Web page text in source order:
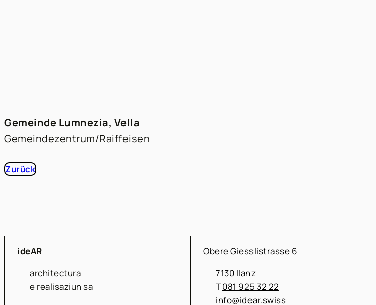
Gemeinde Lumnezia, Vella
Gemeindezentrum/Raiffeisen
Zurück
ideAR
architectura
e realisaziun sa
Obere Giesslistrasse 6
7130 Ilanz
T081 925 32 22
info@idear.swiss